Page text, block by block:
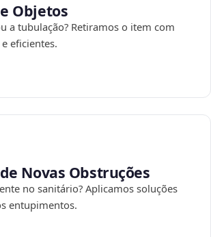
Objetos
a tubulação? Retiramos o item com
eficientes.
Novas Obstruções
no sanitário? Aplicamos soluções
entupimentos.